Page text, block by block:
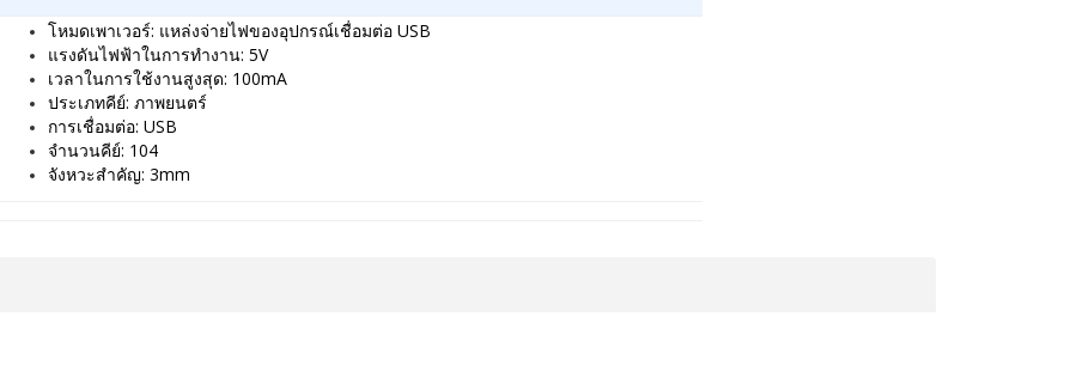
โหมดเพาเวอร์: แหล่งจ่ายไฟของอุปกรณ์เชื่อมต่อ USB
แรงดันไฟฟ้าในการทำงาน: 5V
เวลาในการใช้งานสูงสุด: 100mA
ประเภทคีย์: ภาพยนตร์
การเชื่อมต่อ: USB
จำนวนคีย์: 104
จังหวะสำคัญ: 3mm